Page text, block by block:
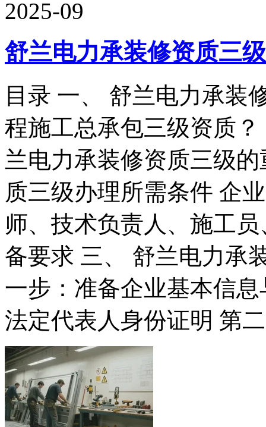
2025-09
舒兰电力承装修资质三
目录 一、 舒兰电力承装
程施工总承包三级资质
兰电力承装修资质三级
质三级办理所需条件 企
师、技术负责人、施工
备要求 三、 舒兰电力承
一步：准备企业基本信
法定代表人身份证明 第